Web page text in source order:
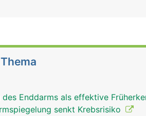
des Enddarms als effektive
senkt Krebsrisiko